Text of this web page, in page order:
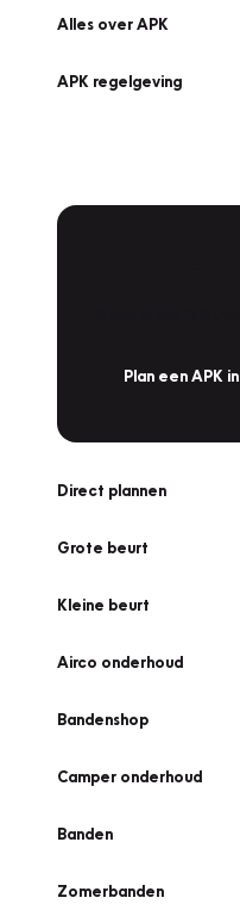
Alles over APK
APK regelgeving
Plan een APK in
Direct plannen
Grote beurt
Kleine beurt
Airco onderhoud
Bandenshop
Camper onderhoud
Banden
Zomerbanden